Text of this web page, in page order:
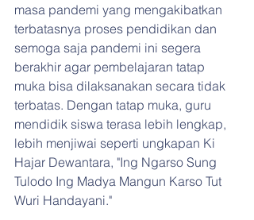
masa pandemi yang mengakibatkan
terbatasnya proses pendidikan dan
semoga saja pandemi ini segera
berakhir agar pembelajaran tatap
muka bisa dilaksanakan secara tidak
terbatas. Dengan tatap muka, guru
mendidik siswa terasa lebih lengkap,
lebih menjiwai seperti ungkapan Ki
Hajar Dewantara, "Ing Ngarso Sung
Tulodo Ing Madya Mangun Karso Tut
Wuri Handayani."